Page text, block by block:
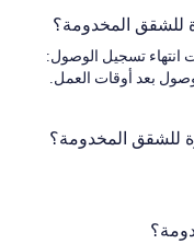
المخدومة؟
3 عصراً؛ وقت انتهاء تسجيل الوصول:
بعد أوقات العمل.
للشقق المخدومة؟